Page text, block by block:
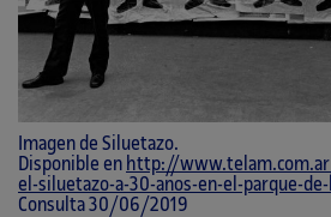
Imagen de Siluetazo.
Disponible en http://
el-siluetazo-a-30-anos-en-el-parque-
Consulta 30/06/2019